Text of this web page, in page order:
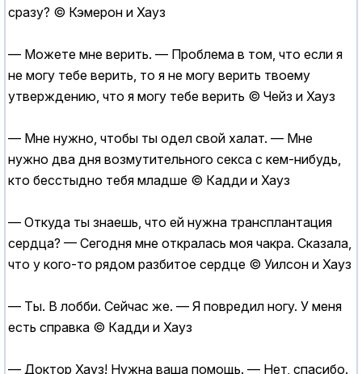
сразу? © Кэмерон и Хауз
— Можете мне верить. — Проблема в том, что если я
не могу тебе верить, то я не могу верить твоему
утверждению, что я могу тебе верить © Чейз и Хауз
— Мне нужно, чтобы ты одел свой халат. — Мне
нужно два дня возмутительного cекcа с кем-нибудь,
кто бесстыдно тебя младше © Кадди и Хауз
— Откуда ты знаешь, что ей нужна трансплантация
сердца? — Сегодня мне откралась моя чакра. Сказала,
что у кого-то рядом разбитое сердце © Уилсон и Хауз
— Ты. В лобби. Сейчас же. — Я повредил ногу. У меня
есть справка © Кадди и Хауз
— Доктор Хауз! Нужна ваша помощь. — Нет, спасибо.